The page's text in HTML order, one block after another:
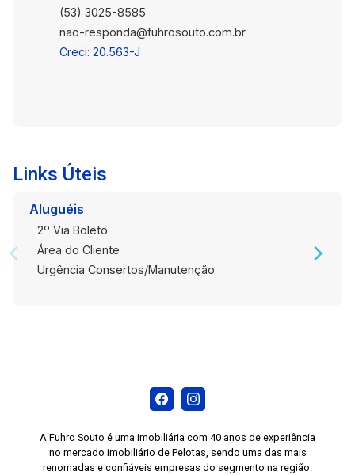
(53) 3025-8585
nao-responda@fuhrosouto.com.br
Creci: 20.563-J
Links Úteis
Aluguéis
2º Via Boleto
Área do Cliente
Urgência Consertos/Manutenção
A Fuhro Souto é uma imobiliária com 40 anos de experiência
no mercado imobiliário de Pelotas, sendo uma das mais
renomadas e confiáveis empresas do segmento na região.